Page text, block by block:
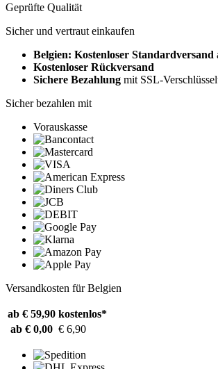
Geprüfte Qualität
Sicher und vertraut einkaufen
Belgien: Kostenloser Standardversand
Kostenloser Rückversand
Sichere Bezahlung mit SSL-
Sicher bezahlen mit
Vorauskasse
Versandkosten für Belgien
ab € 59,90 kostenlos*
ab € 0,00 € 6,90